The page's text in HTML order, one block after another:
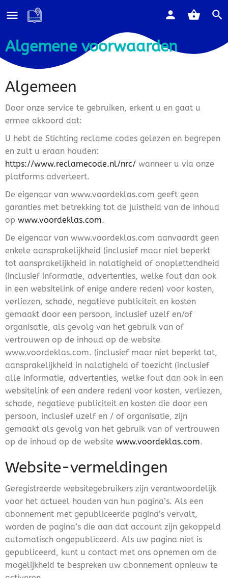
Algemene voorwaarden
Algemeen
Door onze service te gebruiken, erkent u en gaat u
ermee akkoord dat:
U hebt de Stichting reclame codes gelezen en begrepen
en zult u eraan houden:
https://www.reclamecode.nl/nrc/ wanneer u via onze
platforms adverteert.
De eigenaar van www.voordeklas.com geeft geen
garanties met betrekking tot de juistheid van de inhoud
op www.voordeklas.com.
De eigenaar van www.voordeklas.com aanvaardt geen
enkele aansprakelijkheid (inclusief maar niet beperkt
tot aansprakelijkheid in nalatigheid of onoplettendheid
(inclusief informatie, advertenties, welke fout dan ook
in een websitelink of enige andere reden) voor kosten,
verliezen, schade, negatieve publiciteit en kosten
gemaakt door een persoon, inclusief uzelf en/of
organisatie, als gevolg van het gebruik van of
vertrouwen op de inhoud op de website
www.voordeklas.com. (inclusief maar niet beperkt tot,
aansprakelijkheid in nalatigheid of toezicht (inclusief
alle informatie, advertenties, welke fout dan ook in een
websitelink of een andere reden) voor kosten, verliezen,
schade, negatieve publiciteit en kosten die door een
persoon, inclusief uzelf en / of organisatie, zijn
gemaakt als gevolg van het gebruik van of vertrouwen
op de inhoud op de website www.voordeklas.com.
Website-vermeldingen
Geregistreerde websitegebruikers zijn verantwoordelijk
voor het actueel houden van hun pagina’s. Als een
abonnement met gepubliceerde pagina’s vervalt,
worden de pagina’s die aan dat account zijn gekoppeld
automatisch ongepubliceerd. Als uw pagina niet is
gepubliceerd, kunt u contact met ons opnemen om de
mogelijkheid te bespreken uw abonnement opnieuw te